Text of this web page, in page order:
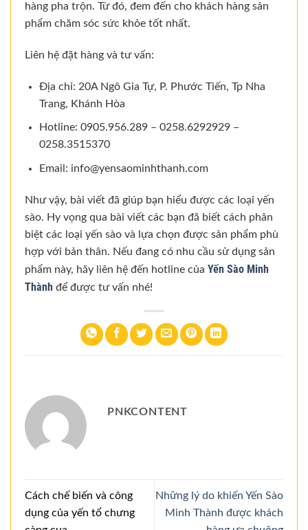
hàng pha trộn. Từ đó, đem đến cho khách hàng sản
phẩm chăm sóc sức khỏe tốt nhất.
Liên hệ đặt hàng và tư vấn:
Địa chỉ: 20A Ngô Gia Tự, P. Phước Tiến, Tp Nha
Trang, Khánh Hòa
Hotline: 0905.956.289 – 0258.6292929 –
0258.3515370
Email: info@yensaominhthanh.com
Như vậy, bài viết đã giúp bạn hiểu được các loại yến
sào. Hy vọng qua bài viết các bạn đã biết cách phân
biệt các loại yến sào và lựa chọn được sản phẩm phù
hợp với bản thân. Nếu đang có nhu cầu sử dụng sản
phẩm này, hãy liên hệ đến hotline của Yến Sào Minh
Thành để được tư vấn nhé!
PNKCONTENT
Cách chế biến và công
dụng của yến tổ chưng
Những lý do khiến Yến Sào
Minh Thành được khách